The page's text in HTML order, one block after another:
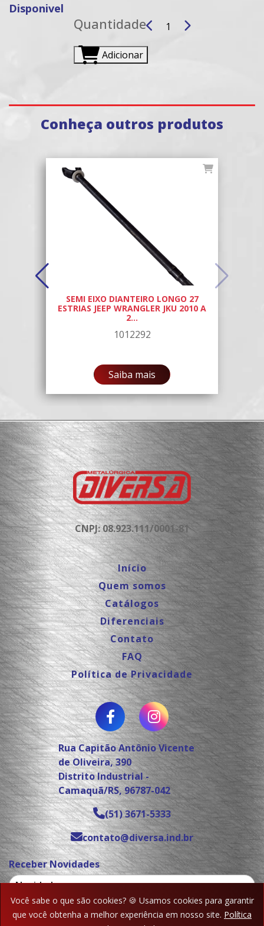
Você sabe o que são cookies? 🍪 Usamos cookies para garantir
que você obtenha a melhor experiência em nosso site. Política
Disponivel
Quantidade
Adicionar
Conheça outros produtos
SEMI EIXO DIANTEIRO LONGO 27
ESTRIAS JEEP WRANGLER JKU 2010 A
2...
1012292
Saiba mais
CNPJ: 08.923.111/0001-81
Início
Quem somos
Catálogos
Diferenciais
Contato
FAQ
Política de Privacidade
Rua Capitão Antônio Vicente
de Oliveira, 390
Distrito Industrial -
Camaquã/RS, 96787-042
(51) 3671-5333
contato@diversa.ind.br
Receber Novidades